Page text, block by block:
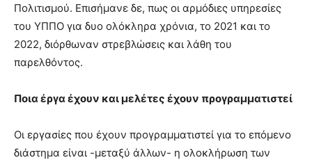
Πολιτισμού. Επισήμανε δε, πως οι αρμόδιες υπηρεσίες
του ΥΠΠΟ για δυο ολόκληρα χρόνια, το 2021 και το
2022, διόρθωναν στρεβλώσεις και λάθη του
παρελθόντος.
Ποια έργα έχουν και μελέτες έχουν προγραμματιστεί
Οι εργασίες που έχουν προγραμματιστεί για το επόμενο
διάστημα είναι -μεταξύ άλλων- η ολοκλήρωση των